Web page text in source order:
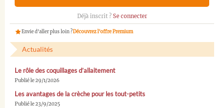
Déjà inscrit ? Se connecter
Envie d'aller plus loin ?Découvrez l'offre Premium
Actualités
Le rôle des coquillages d’allaitement
Publié le 29/1/2026
Les avantages de la crèche pour les tout-petits
Publié le 23/9/2025